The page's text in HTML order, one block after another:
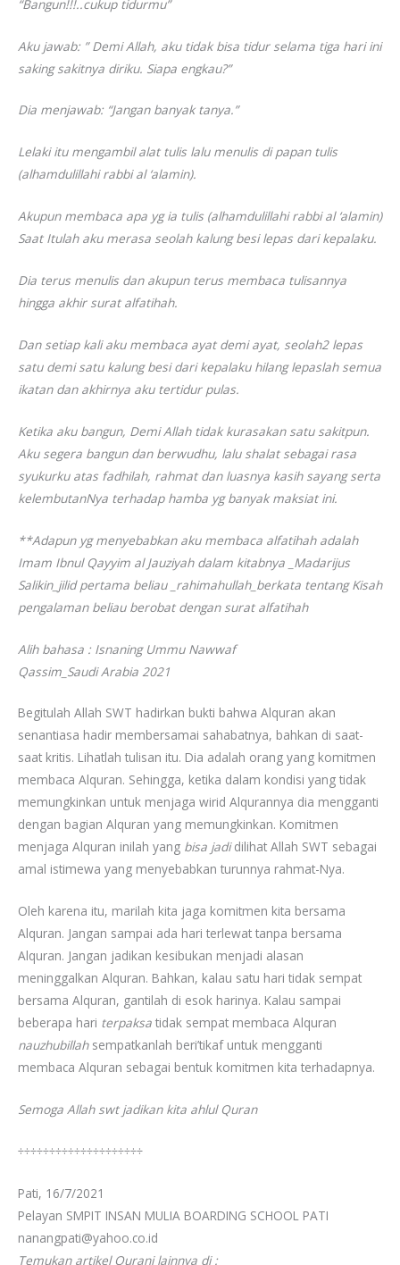
“Bangun!!!..cukup tidurmu”
Aku jawab: ” Demi Allah, aku tidak bisa tidur selama tiga hari ini
saking sakitnya diriku. Siapa engkau?”
Dia menjawab: “Jangan banyak tanya.”
Lelaki itu mengambil alat tulis lalu menulis di papan tulis
(alhamdulillahi rabbi al ‘alamin).
Akupun membaca apa yg ia tulis (alhamdulillahi rabbi al ‘alamin)
Saat Itulah aku merasa seolah kalung besi lepas dari kepalaku.
Dia terus menulis dan akupun terus membaca tulisannya
hingga akhir surat alfatihah.
Dan setiap kali aku membaca ayat demi ayat, seolah2 lepas
satu demi satu kalung besi dari kepalaku hilang lepaslah semua
ikatan dan akhirnya aku tertidur pulas.
Ketika aku bangun, Demi Allah tidak kurasakan satu sakitpun.
Aku segera bangun dan berwudhu, lalu shalat sebagai rasa
syukurku atas fadhilah, rahmat dan luasnya kasih sayang serta
kelembutanNya terhadap hamba yg banyak maksiat ini.
**Adapun yg menyebabkan aku membaca alfatihah adalah
Imam Ibnul Qayyim al Jauziyah dalam kitabnya _Madarijus
Salikin_jilid pertama beliau _rahimahullah_berkata tentang Kisah
pengalaman beliau berobat dengan surat alfatihah
Alih bahasa : Isnaning Ummu Nawwaf
Qassim_Saudi Arabia 2021
Begitulah Allah SWT hadirkan bukti bahwa Alquran akan
senantiasa hadir membersamai sahabatnya, bahkan di saat-
saat kritis. Lihatlah tulisan itu. Dia adalah orang yang komitmen
membaca Alquran. Sehingga, ketika dalam kondisi yang tidak
memungkinkan untuk menjaga wirid Alqurannya dia mengganti
dengan bagian Alquran yang memungkinkan. Komitmen
menjaga Alquran inilah yang bisa jadidilihat Allah SWT sebagai
amal istimewa yang menyebabkan turunnya rahmat-Nya.
Oleh karena itu, marilah kita jaga komitmen kita bersama
Alquran. Jangan sampai ada hari terlewat tanpa bersama
Alquran. Jangan jadikan kesibukan menjadi alasan
meninggalkan Alquran. Bahkan, kalau satu hari tidak sempat
bersama Alquran, gantilah di esok harinya. Kalau sampai
beberapa hari terpaksa tidak sempat membaca Alquran
nauzhubillahsempatkanlah beri’tikaf untuk mengganti
membaca Alquran sebagai bentuk komitmen kita terhadapnya.
Semoga Allah swt jadikan kita ahlul Quran
÷÷÷÷÷÷÷÷÷÷÷÷÷÷÷÷÷÷÷÷
Pati, 16/7/2021
Pelayan SMPIT INSAN MULIA BOARDING SCHOOL PATI
nanangpati@yahoo.co.id
Temukan artikel Qurani lainnya di :